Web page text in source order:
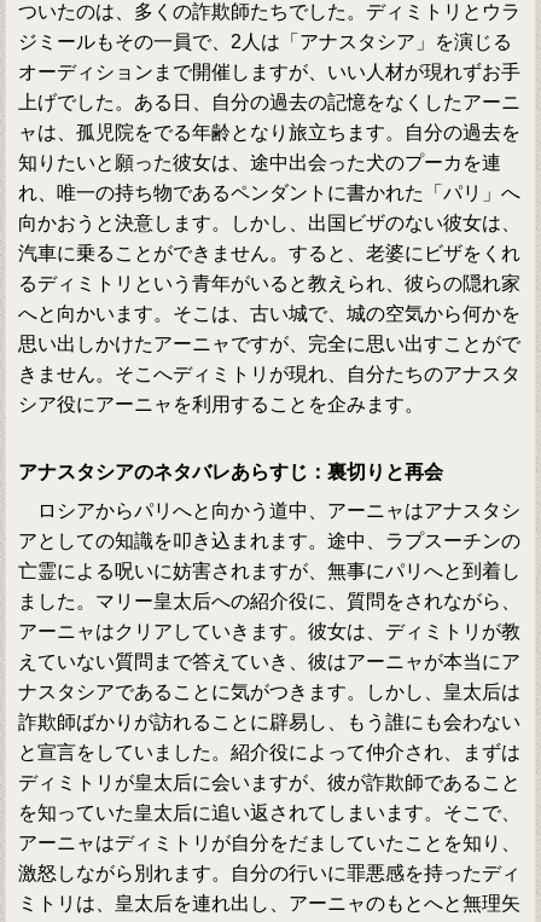
ついたのは、多くの詐欺師たちでした。ディミトリとウラ
ジミールもその一員で、2人は「アナスタシア」を演じる
オーディションまで開催しますが、いい人材が現れずお手
上げでした。ある日、自分の過去の記憶をなくしたアーニ
ャは、孤児院をでる年齢となり旅立ちます。自分の過去を
知りたいと願った彼女は、途中出会った犬のプーカを連
れ、唯一の持ち物であるペンダントに書かれた「パリ」へ
向かおうと決意します。しかし、出国ビザのない彼女は、
汽車に乗ることができません。すると、老婆にビザをくれ
るディミトリという青年がいると教えられ、彼らの隠れ家
へと向かいます。そこは、古い城で、城の空気から何かを
思い出しかけたアーニャですが、完全に思い出すことがで
きません。そこへディミトリが現れ、自分たちのアナスタ
シア役にアーニャを利用することを企みます。
アナスタシアのネタバレあらすじ：裏切りと再会
ロシアからパリへと向かう道中、アーニャはアナスタシ
アとしての知識を叩き込まれます。途中、ラプスーチンの
亡霊による呪いに妨害されますが、無事にパリへと到着し
ました。マリー皇太后への紹介役に、質問をされながら、
アーニャはクリアしていきます。彼女は、ディミトリが教
えていない質問まで答えていき、彼はアーニャが本当にア
ナスタシアであることに気がつきます。しかし、皇太后は
詐欺師ばかりが訪れることに辟易し、もう誰にも会わない
と宣言をしていました。紹介役によって仲介され、まずは
ディミトリが皇太后に会いますが、彼が詐欺師であること
を知っていた皇太后に追い返されてしまいます。そこで、
アーニャはディミトリが自分をだましていたことを知り、
激怒しながら別れます。自分の行いに罪悪感を持ったディ
ミトリは、皇太后を連れ出し、アーニャのもとへと無理矢